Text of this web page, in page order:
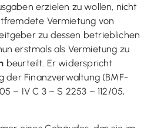
erzielen zu wollen, nicht
Vermietung von
zu dessen betrieblichen
erstmals als Vermietung zu
beurteilt. Er widerspricht
der Finanzverwaltung (BMF-
– IV C 3 – S 2253 – 112/05,